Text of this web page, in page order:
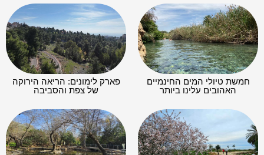
חמשת טיולי המים החינמיים
האהובים עלינו ביותר
פארק לימונים: הריאה הירוקה
של צפת והסביבה